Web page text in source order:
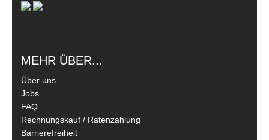
MEHR ÜBER...
Über uns
Jobs
FAQ
Rechnungskauf / Ratenzahlung
Barrierefreiheit